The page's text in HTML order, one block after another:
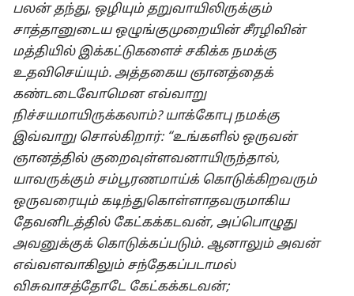
பலன் தந்து, ஒழியும் தறுவாயிலிருக்கும்
சாத்தானுடைய ஒழுங்குமுறையின் சீரழிவின்
மத்தியில் இக்கட்டுகளைச் சகிக்க நமக்கு
உதவிசெய்யும். அத்தகைய ஞானத்தைக்
கண்டடைவோமென எவ்வாறு
நிச்சயமாயிருக்கலாம்? யாக்கோபு நமக்கு
இவ்வாறு சொல்கிறார்: “உங்களில் ஒருவன்
ஞானத்தில் குறைவுள்ளவனாயிருந்தால்,
யாவருக்கும் சம்பூரணமாய்க் கொடுக்கிறவரும்
ஒருவரையும் கடிந்துகொள்ளாதவருமாகிய
தேவனிடத்தில் கேட்கக்கடவன், அப்பொழுது
அவனுக்குக் கொடுக்கப்படும். ஆனாலும் அவன்
எவ்வளவாகிலும் சந்தேகப்படாமல்
விசுவாசத்தோடே கேட்கக்கடவன்;